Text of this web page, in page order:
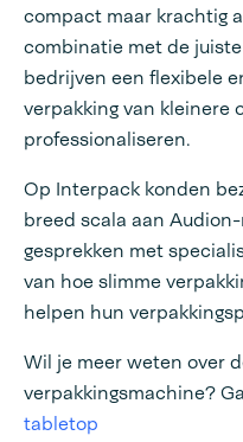
compact maar krachtig
combinatie met de
bedrijven een flexibele
verpakking van kleinere
professionaliseren.
Op Interpack konden
breed scala aan
gesprekken met
van hoe slimme
helpen hun
Wil je meer weten over
verpakkingsmachine?
tabletop